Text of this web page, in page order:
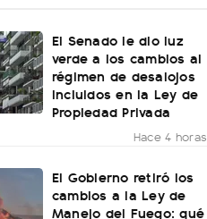
El Senado le dio luz
verde a los cambios al
régimen de desalojos
incluidos en la Ley de
Propiedad Privada
Hace 4 horas
El Gobierno retiró los
cambios a la Ley de
Manejo del Fuego: qué